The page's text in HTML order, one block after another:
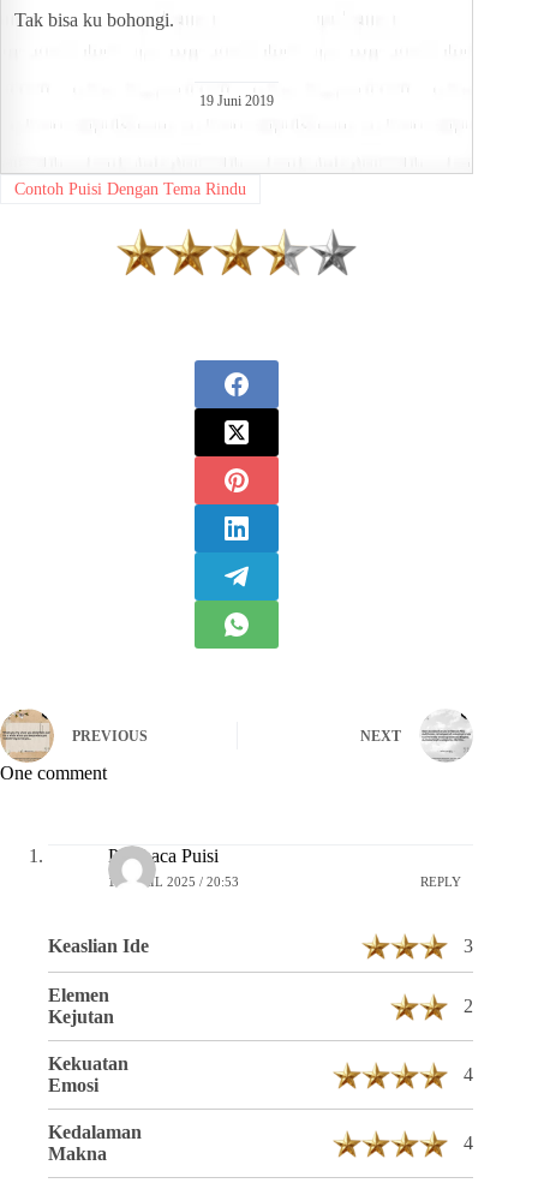
Tak bisa ku bohongi.
19 Juni 2019
Contoh Puisi Dengan Tema Rindu
PREVIOUS NEXT
One comment
Pembaca Puisi
16 APRIL 2025 / 20:53 REPLY
Keaslian Ide 3
Elemen
Kejutan
2
Kekuatan
Emosi
4
Kedalaman
Makna
4